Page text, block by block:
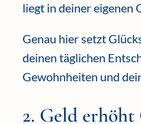
liegt in deiner eigenen
Genau hier setzt
deinen täglichen
Gewohnheiten und
2. Geld